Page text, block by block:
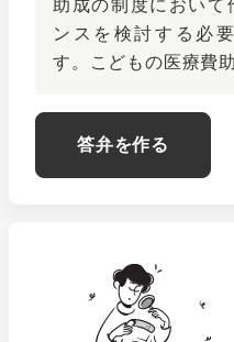
助成の制度において
ンスを検討する必
す。こどもの医療費
答弁を作る